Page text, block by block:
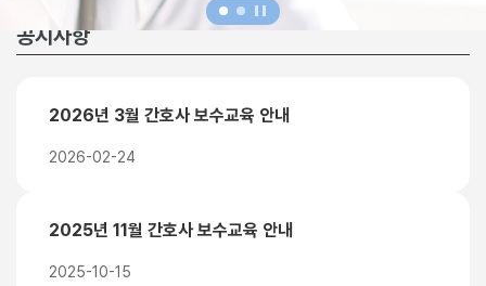
공지사항
2026년 3월 간호사 보수교육 안내
2026-02-24
2025년 11월 간호사 보수교육 안내
2025-10-15